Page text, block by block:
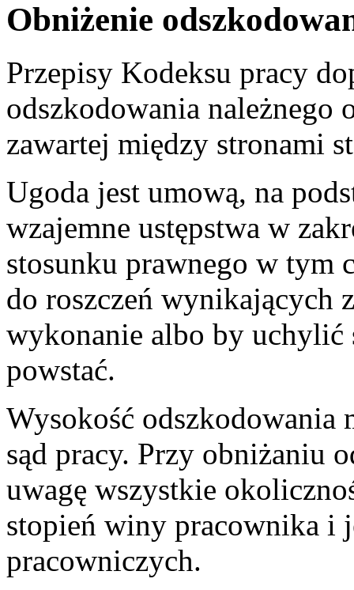
Obniżenie
Przepisy Kodeksu pracy
odszkodowania należnego
zawartej między stronami
Ugoda jest umową, na
wzajemne ustępstwa w
stosunku prawnego w tym
do roszczeń wynikających
wykonanie albo by
powstać.
Wysokość odszkodowania
sąd pracy. Przy obniżaniu
uwagę wszystkie
stopień winy pracownika i
pracowniczych.